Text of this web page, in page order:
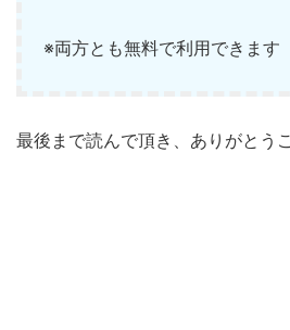
※両方とも無料で利用できます
最後まで読んで頂き、ありがとう